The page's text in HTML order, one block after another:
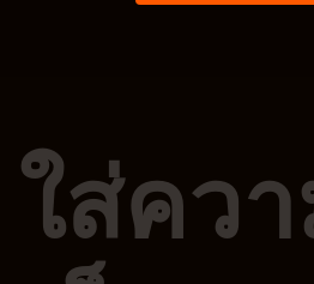
ใส่คว